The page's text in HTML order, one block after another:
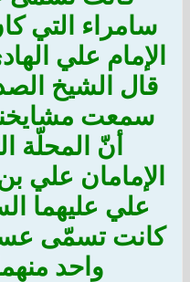
سامراء التي
الإمام علي
قال الشيخ
سمعت
أنّ المحلّة
الإمامان علي
علي عليهما
كانت تسمّى
واحد